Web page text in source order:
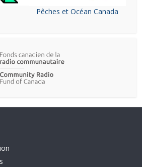
Pêches et Océan Canada